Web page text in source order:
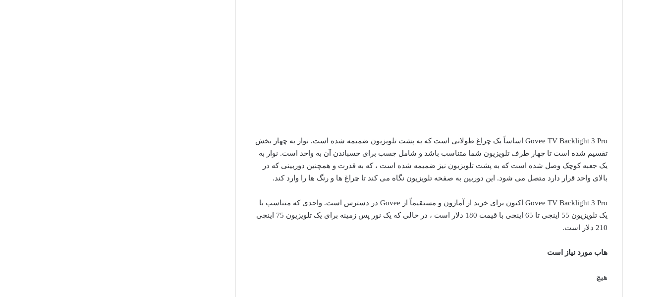
Govee TV Backlight 3 Pro اساساً یک چراغ طولانی است که به پشت تلویزیون ضمیمه شده است. نوار به چهار بخش
تقسیم شده است تا چهار طرف تلویزیون شما متناسب باشد و شامل چسب برای چسباندن آن به واحد است. نوار به
یک جعبه کوچک وصل شده است که به پشت تلویزیون نیز ضمیمه شده است ، که به قدرت و همچنین دوربینی که در
بالای واحد قرار دارد متصل می شود. این دوربین به صفحه تلویزیون نگاه می کند تا چراغ ها و رنگ ها را وارد کند.
Govee TV Backlight 3 Pro اکنون برای خرید از آمازون و مستقیماً از Govee در دسترس است. واحدی که متناسب با
یک تلویزیون 55 اینچی تا 65 اینچی با قیمت 180 دلار است ، در حالی که یک نور پس زمینه برای یک تلویزیون 75 اینچی
210 دلار است.
هاب مورد نیاز است
هیچ